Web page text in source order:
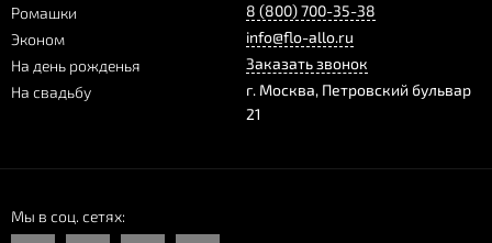
Ромашки
Эконом
На день рожденья
На свадьбу
8 (800) 700-35-38
info@flo-allo.ru
Заказать звонок
г. Москва, Петровский бульвар
21
Мы в соц. сетях